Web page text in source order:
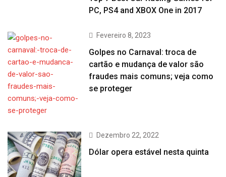
PC, PS4 and XBOX One in 2017
Fevereiro 8, 2023
Golpes no Carnaval: troca de
cartão e mudança de valor são
fraudes mais comuns; veja como
se proteger
Dezembro 22, 2022
Dólar opera estável nesta quinta